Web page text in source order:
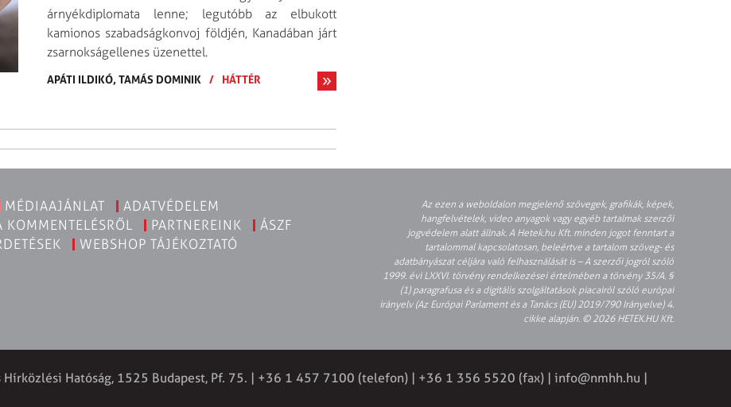
árnyékdiplomata lenne; legutóbb az elbukott
kamionos szabadságkonvoj földjén, Kanadában járt
zsarnokságellenes üzenettel.
APÁTI ILDIKÓ,TAMÁS DOMINIK / HÁTTÉR
MÉDIAAJÁNLAT
ADATVÉDELEM
KOMMENTELÉSRŐL
PARTNEREINK
ÁSZF
WEBSHOP TÁJÉKOZTATÓ
Az ezen a weboldalon megjelenő szövegek, grafikák, képek,
hangfelvételek, video anyagok vagy egyéb tartalmak szerzői
jogvédelem alatt állnak. A Hetek.hu Kft. minden jogot fenntart a
tartalommal kapcsolatosan, beleértve a tartalom szöveg- és
adatbányászat céljára való felhasználását is – A szerzői jogról szóló
1999. évi LXXVI. törvény rendelkezései értelmében a törvény 35/A. §
(1) paragrafusa és a digitális szolgáltatások piacairól szóló európai
irányelv (Az Európai Parlament és a Tanács (EU) 2019/790 Irányelve) 4.
cikke alapján. © 2026 HETEK.HU Kft.
Hírközlési Hatóság, 1525 Budapest, Pf. 75. | +36 1 457 7100 (telefon) | +36 1 356 5520 (fax) | info@nmhh.hu |